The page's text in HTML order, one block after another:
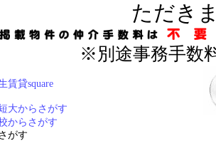
ただき
※別途事務手数
賃貸square
大からさがす
からさがす
がす